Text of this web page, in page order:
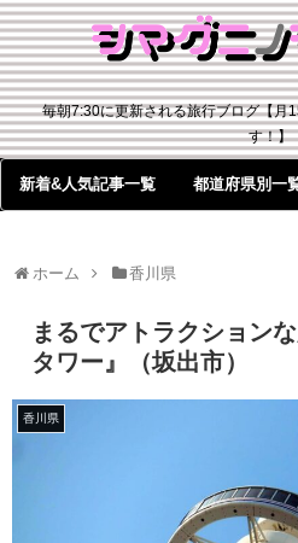
毎朝7:30に更新される旅行ブログ【月
す！】
新着&人気記事一覧 都道府県別一
ホーム 香川県
まるでアトラクション
タワー』（坂出市）
香川県